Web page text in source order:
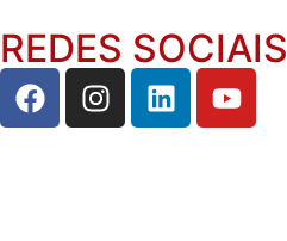
REDES SOCIAIS